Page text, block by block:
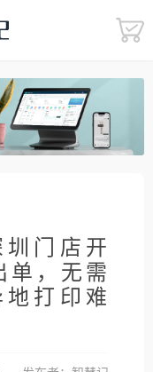
圳门店开
单，无需
打印难